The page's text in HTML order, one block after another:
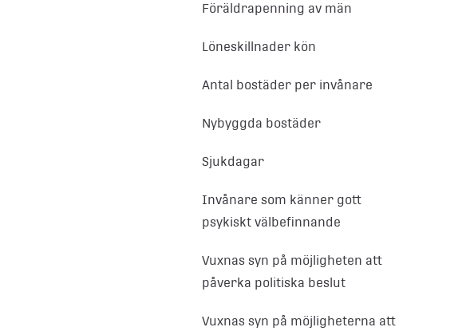
Föräldrapenning av män
Löneskillnader kön
Antal bostäder per invånare
Nybyggda bostäder
Sjukdagar
Invånare som känner gott
psykiskt välbefinnande
Vuxnas syn på möjligheten att
påverka politiska beslut
Vuxnas syn på möjligheterna att